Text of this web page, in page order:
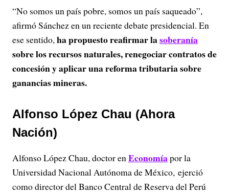
“No somos un país pobre, somos un país saqueado”,
afirmó Sánchez en un reciente debate presidencial. En
ese sentido,ha propuesto reafirmar lasoberanía
sobre los recursos naturales, renegociar contratos de
concesión y aplicar una reforma tributaria sobre
ganancias mineras.
Alfonso López Chau (Ahora
Nación)
Alfonso López Chau, doctor enEconomíapor la
Universidad Nacional Autónoma de México, ejerció
como director del Banco Central de Reserva del Perú